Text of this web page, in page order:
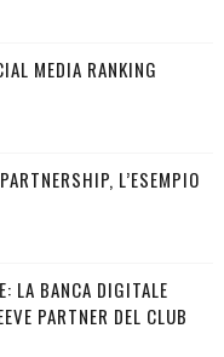
MEDIA RANKING
L’ESEMPIO
LA BANCA DIGITALE
PARTNER DEL CLUB